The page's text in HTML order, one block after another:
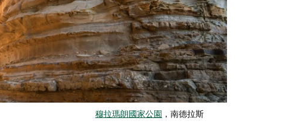
穆拉瑪朗國家公園 ，南德拉斯